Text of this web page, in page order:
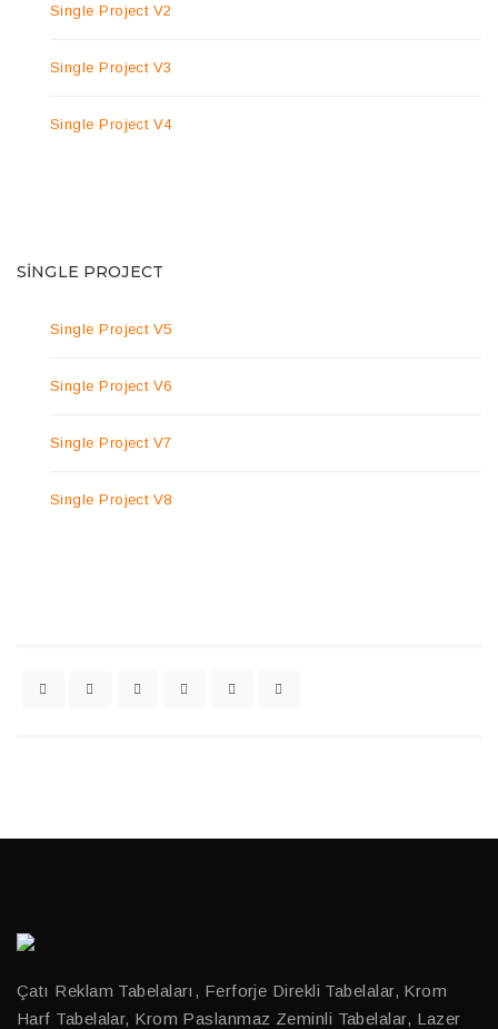
Single Project V2
Single Project V3
Single Project V4
SINGLE PROJECT
Single Project V5
Single Project V6
Single Project V7
Single Project V8
Çatı Reklam Tabelaları, Ferforje Direkli Tabelalar, Krom
Harf Tabelalar, Krom Paslanmaz Zeminli Tabelalar, Lazer